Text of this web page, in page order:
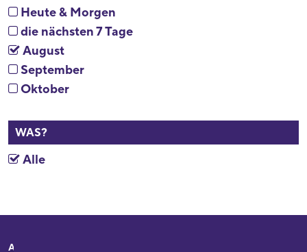
Heute & Morgen
die nächsten 7 Tage
August
September
Oktober
WAS?
Alle
Adresse